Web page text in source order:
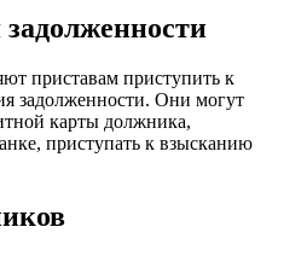
приставам приступить к
задолженности. Они могут
карты должника,
приступать к взысканию